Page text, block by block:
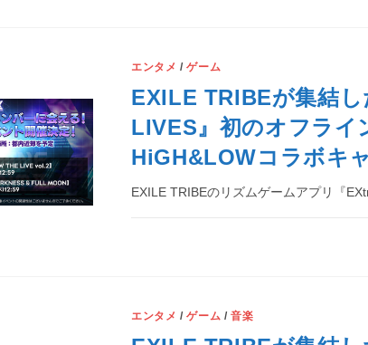
エンタメ /ゲーム
EXILE TRIBEが集結
LIVES』初のオフライ
HiGH&LOWコラボキ
EXILE TRIBEのリズムゲームアプリ『
エンタメ /ゲーム /音楽